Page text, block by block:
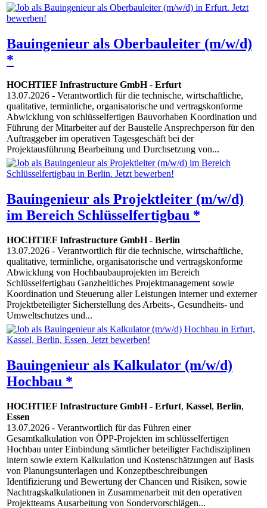
Bauingenieur als Oberbauleiter (m/w/d)
*
HOCHTIEF Infrastructure GmbH- Erfurt
13.07.2026 - Verantwortlich für die technische, wirtschaftliche,
qualitative, terminliche, organisatorische und vertragskonforme
Abwicklung von schlüsselfertigen Bauvorhaben Koordination und
Führung der Mitarbeiter auf der Baustelle Ansprechperson für den
Auftraggeber im operativen Tagesgeschäft bei der
Projektausführung Bearbeitung und Durchsetzung von...
Bauingenieur als Projektleiter (m/w/d)
im Bereich Schlüsselfertigbau *
HOCHTIEF Infrastructure GmbH- Berlin
13.07.2026 - Verantwortlich für die technische, wirtschaftliche,
qualitative, terminliche, organisatorische und vertragskonforme
Abwicklung von Hochbaubauprojekten im Bereich
Schlüsselfertigbau Ganzheitliches Projektmanagement sowie
Koordination und Steuerung aller Leistungen interner und externer
Projektbeteiligter Sicherstellung des Arbeits-, Gesundheits- und
Umweltschutzes und...
Bauingenieur als Kalkulator (m/w/d)
Hochbau *
HOCHTIEF Infrastructure GmbH- Erfurt, Kassel, Berlin,
Essen
13.07.2026 - Verantwortlich für das Führen einer
Gesamtkalkulation von ÖPP-Projekten im schlüsselfertigen
Hochbau unter Einbindung sämtlicher beteiligter Fachdisziplinen
intern sowie extern Kalkulation und Kostenschätzungen auf Basis
von Planungsunterlagen und Konzeptbeschreibungen
Identifizierung und Bewertung der Chancen und Risiken, sowie
Nachtragskalkulationen in Zusammenarbeit mit den operativen
Projektteams Ausarbeitung von Sondervorschlägen...